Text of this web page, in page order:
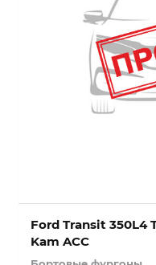
Ford Transit 350L4
Kam ACC